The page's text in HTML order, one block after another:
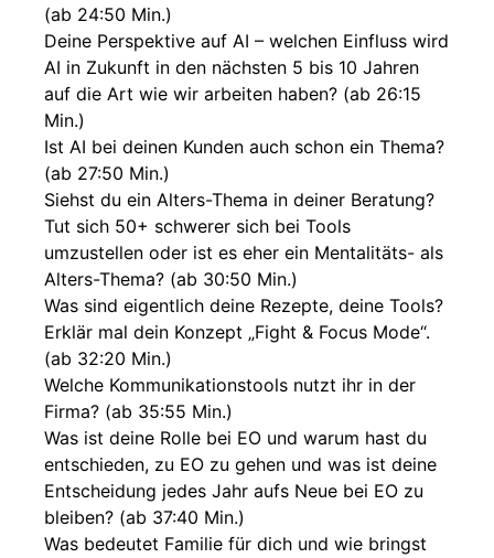
(ab 24:50 Min.)
Deine Perspektive auf AI – welchen Einfluss wird
AI in Zukunft in den nächsten 5 bis 10 Jahren
auf die Art wie wir arbeiten haben? (ab 26:15
Min.)
Ist AI bei deinen Kunden auch schon ein Thema?
(ab 27:50 Min.)
Siehst du ein Alters-Thema in deiner Beratung?
Tut sich 50+ schwerer sich bei Tools
umzustellen oder ist es eher ein Mentalitäts- als
Alters-Thema? (ab 30:50 Min.)
Was sind eigentlich deine Rezepte, deine Tools?
Erklär mal dein Konzept „Fight & Focus Mode“.
(ab 32:20 Min.)
Welche Kommunikationstools nutzt ihr in der
Firma? (ab 35:55 Min.)
Was ist deine Rolle bei EO und warum hast du
entschieden, zu EO zu gehen und was ist deine
Entscheidung jedes Jahr aufs Neue bei EO zu
bleiben? (ab 37:40 Min.)
Was bedeutet Familie für dich und wie bringst